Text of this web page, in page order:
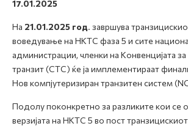
17.01.2025
На 21.01.2025 год. завршува
воведување на НКТС фаза 5 и сите
администрации, членки на Конвенцијата
транзит (CTC) ќе ја имплементираат
Нов компјутеризиран транзитен систем
Подолу поконкретно за разликите кои се
верзијата на НКТС 5 во пост